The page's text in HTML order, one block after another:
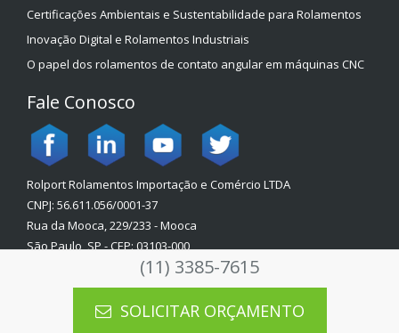
Certificações Ambientais e Sustentabilidade para Rolamentos
Inovação Digital e Rolamentos Industriais
O papel dos rolamentos de contato angular em máquinas CNC
Fale Conosco
Rolport Rolamentos Importação e Comércio LTDA
CNPJ: 56.611.056/0001-37
Rua da Mooca, 229/233 - Mooca
São Paulo, SP - CEP: 03103-000
Política de Privacidade
(11) 3385-7615
SOLICITAR ORÇAMENTO